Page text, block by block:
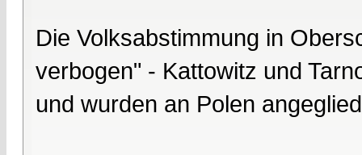
Die Volksabstimmung in
verbogen" - Kattowitz und
und wurden an Polen